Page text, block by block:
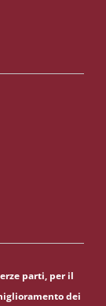
parti, per il
dei